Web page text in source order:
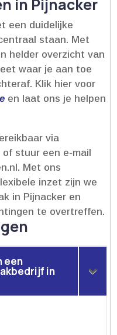
in Pijnacker
een duidelijke
staan.​ Met
helder overzicht van
waar je aan toe
Klik hier voor
en laat ons je helpen
via
of stuur een e-mail
Met ons
inzet zijn we
in Pijnacker en
te overtreffen.​
een
in